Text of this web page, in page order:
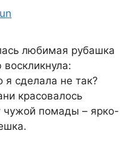
любимая рубашка
я сделала не так?
красовалось
помады – ярко-